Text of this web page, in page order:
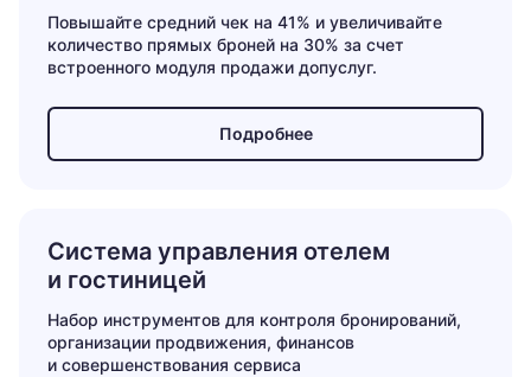
Повышайте средний чек на 41% и увеличивайте
количество прямых броней на 30% за счет
встроенного модуля продажи допуслуг.
Подробнее
Система управления отелем
и гостиницей
Набор инструментов для контроля бронирований,
организации продвижения, финансов
и совершенствования сервиса